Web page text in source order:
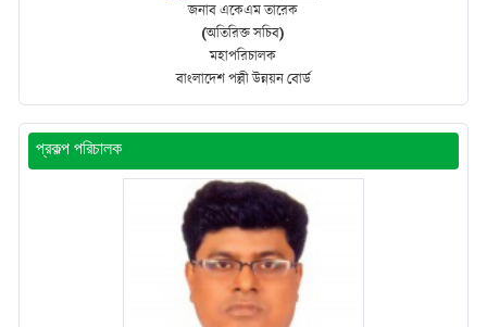
জনাব একেএম তারেক
(অতিরিক্ত সচিব)
মহাপরিচালক
বাংলাদেশ পল্লী উন্নয়ন বোর্ড
প্রকল্প পরিচালক